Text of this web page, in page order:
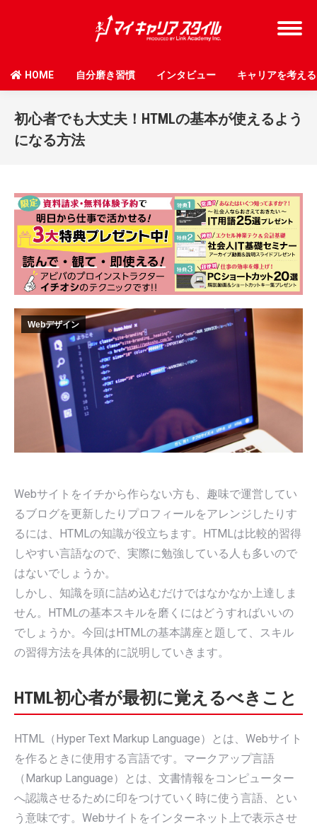
HOME 自分磨き習慣 インタビュー キャリアを考える
初心者でも大丈夫！HTMLの基本が使えるよう
になる方法
Webデザイン
Webサイトをイチから作らない方も、趣味で運営してい
るブログを更新したりプロフィールをアレンジしたりす
るには、HTMLの知識が役立ちます。HTMLは比較的習得
しやすい言語なので、実際に勉強している人も多いので
はないでしょうか。
しかし、知識を頭に詰め込むだけではなかなか上達しま
せん。HTMLの基本スキルを磨くにはどうすればいいの
でしょうか。今回はHTMLの基本講座と題して、スキル
の習得方法を具体的に説明していきます。
HTML初心者が最初に覚えるべきこと
HTML（Hyper Text Markup Language）とは、Webサイト
を作るときに使用する言語です。マークアップ言語
（Markup Language）とは、文書情報をコンピューター
へ認識させるために印をつけていく時に使う言語、とい
う意味です。Webサイトをインターネット上で表示させ